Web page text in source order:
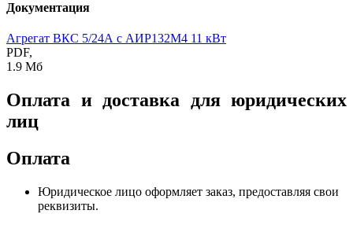
Документация
Агрегат ВКС 5/24А с АИР132M4 11 кВт
PDF,
1.9 Мб
Оплата и доставка для юридических
лиц
Оплата
Юридическое лицо оформляет заказ, предоставляя свои
реквизиты.